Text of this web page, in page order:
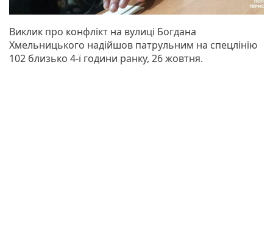
Виклик про конфлікт на вулиці Богдана
Хмельницького надійшов патрульним на спецлінію
102 близько 4-ї години ранку, 26 жовтня.